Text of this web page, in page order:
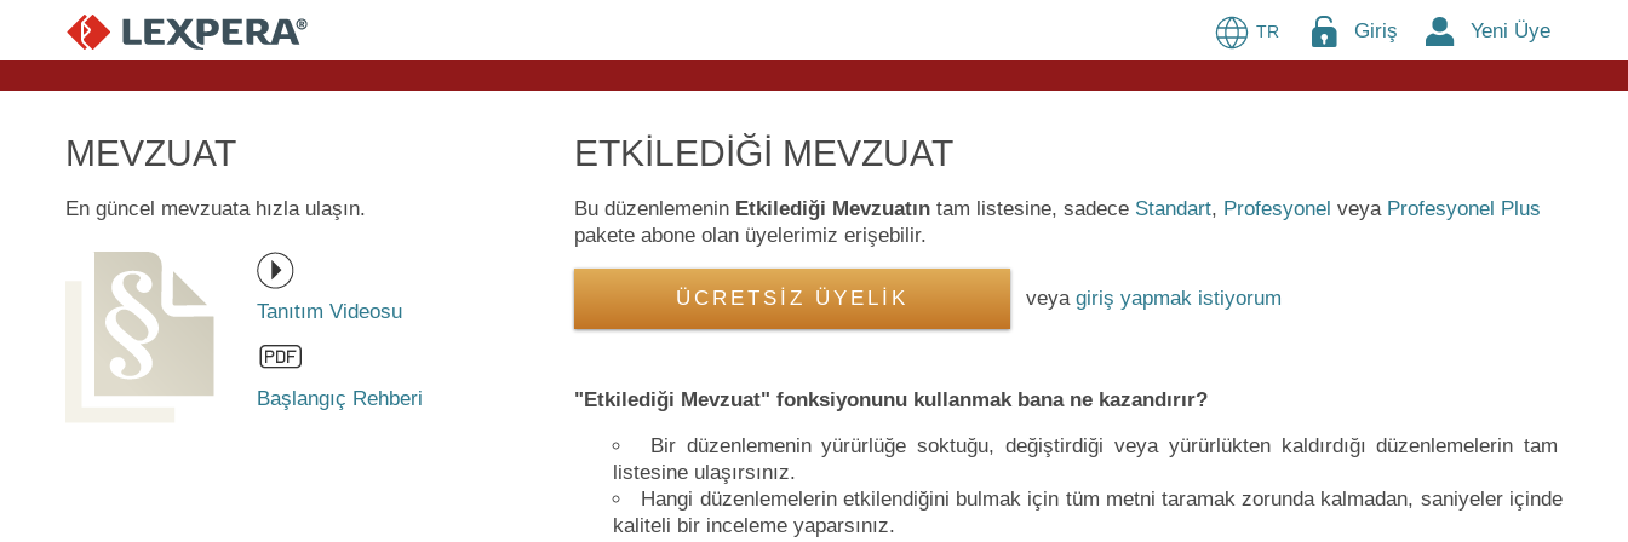
TR Giriş Yeni Üye
MEVZUAT
En güncel mevzuata hızla ulaşın.
Tanıtım Videosu
Başlangıç Rehberi
ETKİLEDİĞİ MEVZUAT
Bu düzenlemenin Etkilediği Mevzuatın tam listesine, sadece Standart, Profesyonel veya Profesyonel Plus
pakete abone olan üyelerimiz erişebilir.
ÜCRETSİZ ÜYELİK veya giriş yapmak istiyorum
"Etkilediği Mevzuat" fonksiyonunu kullanmak bana ne kazandırır?
Bir düzenlemenin yürürlüğe soktuğu, değiştirdiği veya yürürlükten kaldırdığı düzenlemelerin tam
listesine ulaşırsınız.
Hangi düzenlemelerin etkilendiğini bulmak için tüm metni taramak zorunda kalmadan, saniyeler içinde
kaliteli bir inceleme yaparsınız.